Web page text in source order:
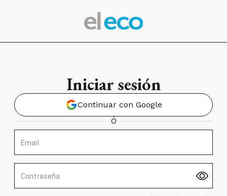
Iniciar sesión
Continuar con Google
Ó
Email
Contraseña